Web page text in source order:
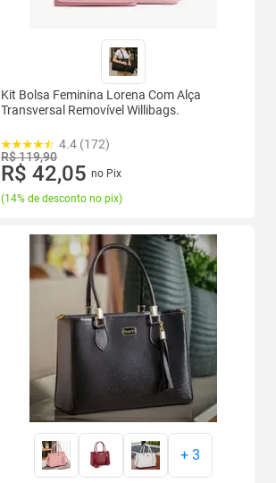
Kit Bolsa Feminina Lorena Com Alça
Transversal Removível Willibags.
4.4 (172)
R$ 119,90
R$ 42,05 no Pix
(14% de desconto no pix)
+ 3